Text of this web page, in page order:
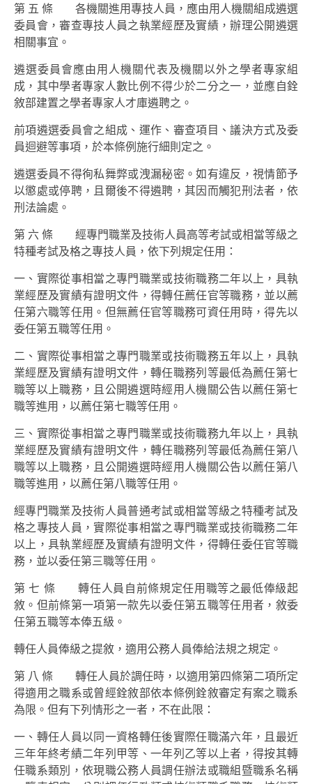
第 五 條 各機關進用專技人員，應由用人機關組成遴選
委員會，審查專技人員之執業經歷及實績，辦理公開遴選
相關事宜。
遴選委員會應由用人機關代表及機關以外之學者專家組
成，其中學者專家人數比例不得少於二分之一，並應自銓
敘部建置之學者專家人才庫遴聘之。
前項遴選委員會之組成、運作、審查項目、議決方式及委
員迴避等事項，於本條例施行細則定之。
遴選委員不得徇私舞弊或洩漏秘密。如有違反，視情節予
以懲處或停聘，且爾後不得遴聘，其因而觸犯刑法者，依
刑法論處。
第 六 條 經專門職業及技術人員高等考試或相當等級之
特種考試及格之專技人員，依下列規定任用：
一、實際從事相當之專門職業或技術職務二年以上，具執
業經歷及實績有證明文件，得轉任薦任官等職務，並以薦
任第六職等任用。但無薦任官等職務可資任用時，得先以
委任第五職等任用。
二、實際從事相當之專門職業或技術職務五年以上，具執
業經歷及實績有證明文件，轉任職務列等最低為薦任第七
職等以上職務，且公開遴選時經用人機關公告以薦任第七
職等進用，以薦任第七職等任用。
三、實際從事相當之專門職業或技術職務九年以上，具執
業經歷及實績有證明文件，轉任職務列等最低為薦任第八
職等以上職務，且公開遴選時經用人機關公告以薦任第八
職等進用，以薦任第八職等任用。
經專門職業及技術人員普通考試或相當等級之特種考試及
格之專技人員，實際從事相當之專門職業或技術職務二年
以上，具執業經歷及實績有證明文件，得轉任委任官等職
務，並以委任第三職等任用。
第 七 條 轉任人員自前條規定任用職等之最低俸級起
敘。但前條第一項第一款先以委任第五職等任用者，敘委
任第五職等本俸五級。
轉任人員俸級之提敘，適用公務人員俸給法規之規定。
第 八 條 轉任人員於調任時，以適用第四條第二項所定
得適用之職系或曾經銓敘部依本條例銓敘審定有案之職系
為限。但有下列情形之一者，不在此限：
一、轉任人員以同一資格轉任後實際任職滿六年，且最近
三年年終考績二年列甲等、一年列乙等以上者，得按其轉
任職系類別，依現職公務人員調任辦法或職組暨職系名稱